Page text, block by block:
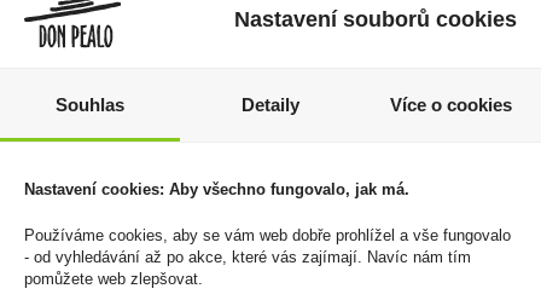
Papírky OCB Premium
272 Kč
Cena za:balení (25 ks)
Skladem:5 - 50 balení
Spiš Originál Borovička
359 Kč
Nastavení souborů cookies
Souhlas Detaily Více o cookies
Nastavení cookies: Aby všechno fungovalo, jak má.
Používáme cookies, aby se vám web dobře prohlížel a vše fungovalo
- od vyhledávání až po akce, které vás zajímají. Navíc nám tím
pomůžete web zlepšovat.